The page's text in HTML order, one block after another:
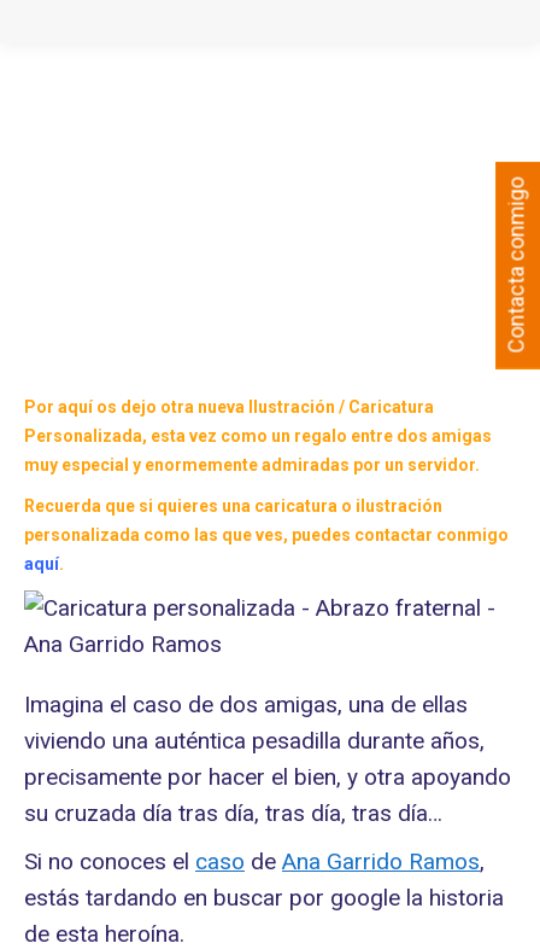
Por aquí os dejo otra nueva Ilustración / Caricatura
Personalizada, esta vez como un regalo entre dos amigas
muy especial y enormemente admiradas por un servidor.
Recuerda que si quieres una caricatura o ilustración
personalizada como las que ves, puedes contactar conmigo
aquí.
Imagina el caso de dos amigas, una de ellas
viviendo una auténtica pesadilla durante años,
precisamente por hacer el bien, y otra apoyando
su cruzada día tras día, tras día, tras día…
Si no conoces el caso de Ana Garrido Ramos,
estás tardando en buscar por google la historia
de esta heroína.
Contacta conmigo